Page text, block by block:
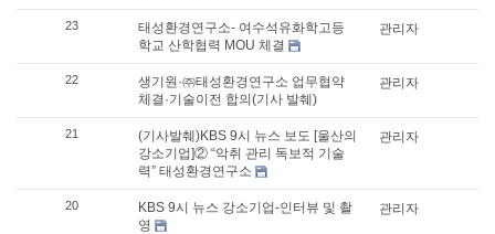
23
태성환경연구소- 여수석유화학고등
학교 산학협력 MOU 체결
관리자
22
생기원·㈜태성환경연구소 업무협약
체결·기술이전 합의(기사 발췌)
관리자
21
(기사발췌)KBS 9시 뉴스 보도 [울산의
강소기업]② “악취 관리 독보적 기술
력” 태성환경연구소
관리자
20
KBS 9시 뉴스 강소기업-인터뷰 및 촬
영
관리자